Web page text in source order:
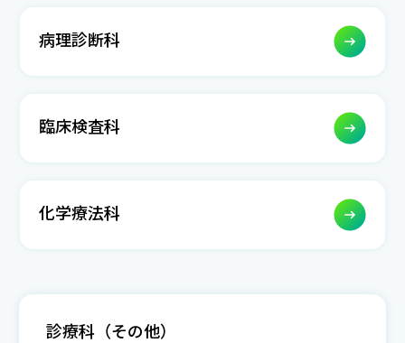
病理診断科
臨床検査科
化学療法科
診療科（その他）